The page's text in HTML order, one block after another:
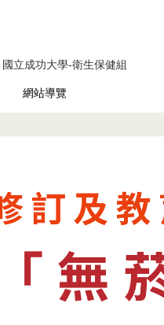
國立成功大學-衛生保健組
網站導覽